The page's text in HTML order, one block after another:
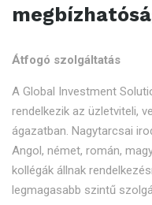
Átfogó szolgáltatás
A Global Investment
rendelkezik az üzletviteli,
ágazatban. Nagytarcsai
Angol, német, román,
kollégák állnak
legmagasabb szintű